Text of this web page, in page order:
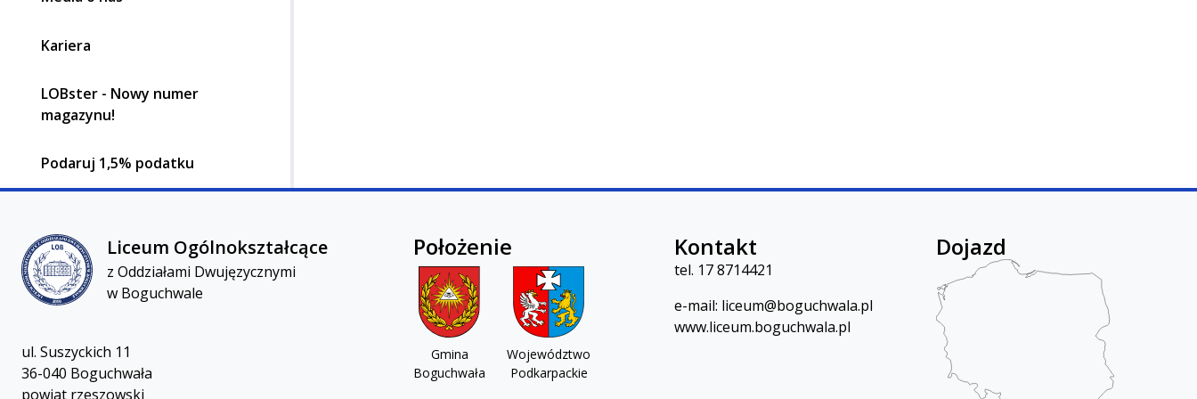
Kariera
LOBster - Nowy numer
magazynu!
Podaruj 1,5% podatku
Liceum Ogólnokształcącez Oddziałami Dwujęzycznymi w Boguchwale
Liceum Ogólnokształcące
z Oddziałami Dwujęzycznymi
w Boguchwale
ul. Suszyckich 11
36-040 Boguchwała
powiat rzeszowski
Położenie
Gmina
Boguchwała
Województwo
Podkarpackie
Kontakt
tel. 17 8714421
e-mail: liceum@boguchwala.pl
www.liceum.boguchwala.pl
Dojazd